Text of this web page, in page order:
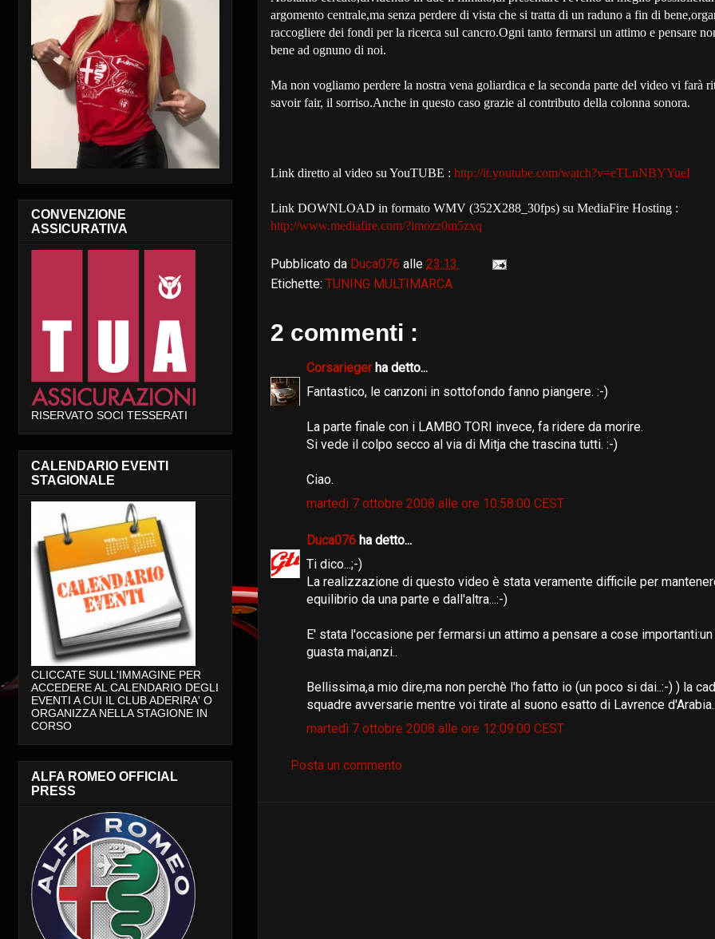
argomento centrale,ma senza perdere di vista che si tratta di un raduno a fin di
raccogliere dei fondi per la ricerca sul cancro.Ogni tanto fermarsi un attimo e pensare
bene ad ognuno di noi.
Ma non vogliamo perdere la nostra vena goliardica e la seconda parte del video vi farà
savoir fair, il sorriso.Anche in questo caso grazie al contributo della colonna sonora.
Link diretto al video su YouTUBE : http://it.youtube.com/watch?v=eTLnNBYYueI
Link DOWNLOAD in formato WMV (352X288_30fps) su MediaFire Hosting :
http://www.mediafire.com/?imozz0m5zxq
Pubblicato da Duca076 alle 23:13
Etichette: TUNING MULTIMARCA
2 commenti :
Corsariegerha detto...
Fantastico, le canzoni in sottofondo fanno piangere. :-)
La parte finale con i LAMBO TORI invece, fa ridere da morire.
Si vede il colpo secco al via di Mitja che trascina tutti. :-)
Ciao.
martedì 7 ottobre 2008 alle ore 10:58:00 CEST
Duca076 ha detto...
Ti dico...;-)
La realizzazione di questo video è stata veramente difficile per
equilibrio da una parte e dall'altra...:-)
E' stata l'occasione per fermarsi un attimo a pensare a cose importanti:un
guasta mai,anzi..
Bellissima,a mio dire,ma non perchè l'ho fatto io (un poco si dai..:-) ) la
squadre avversarie mentre voi tirate al suono esatto di Lavrence
martedì 7 ottobre 2008 alle ore 12:09:00 CEST
Posta un commento
CONVENZIONE
ASSICURATIVA
RISERVATO SOCI TESSERATI
CALENDARIO EVENTI
STAGIONALE
CLICCATE SULL'IMMAGINE PER
ACCEDERE AL CALENDARIO DEGLI
EVENTI A CUI IL CLUB ADERIRA' O
ORGANIZZA NELLA STAGIONE IN
CORSO
ALFA ROMEO OFFICIAL
PRESS